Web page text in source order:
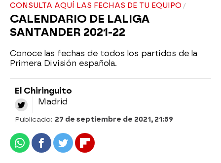
CONSULTA AQUÍ LAS FECHAS DE TU EQUIPO
CALENDARIO DE LALIGA
SANTANDER 2021-22
Conoce las fechas de todos los partidos de la
Primera División española.
El Chiringuito
Madrid
Publicado: 27 de septiembre de 2021, 21:59
WhatsappFacebook
TwitterFlipboard